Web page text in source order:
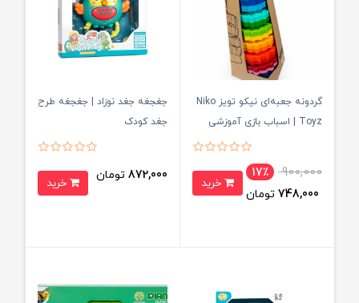
گردونه جعبه‌ای نیکو تویز Niko
Toyz | اسباب بازی آموزشی
900,000
17٪
748,000 تومان
جغجغه جغد نوزاد | جغجغه طرح
جغد کودک
872,000 تومان